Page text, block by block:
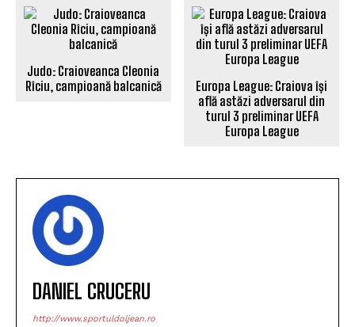
Judo: Craioveanca Cleonia
Rîciu, campioană balcanică
Europa League: Craiova își
află astăzi adversarul din
turul 3 preliminar UEFA
Europa League
DANIEL CRUCERU
http://www.sportuldoljean.ro